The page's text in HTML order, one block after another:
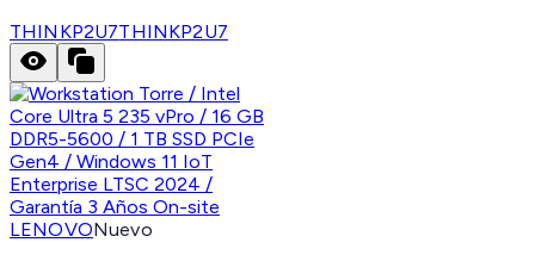
THINKP2U7THINKP2U7
LENOVONuevo